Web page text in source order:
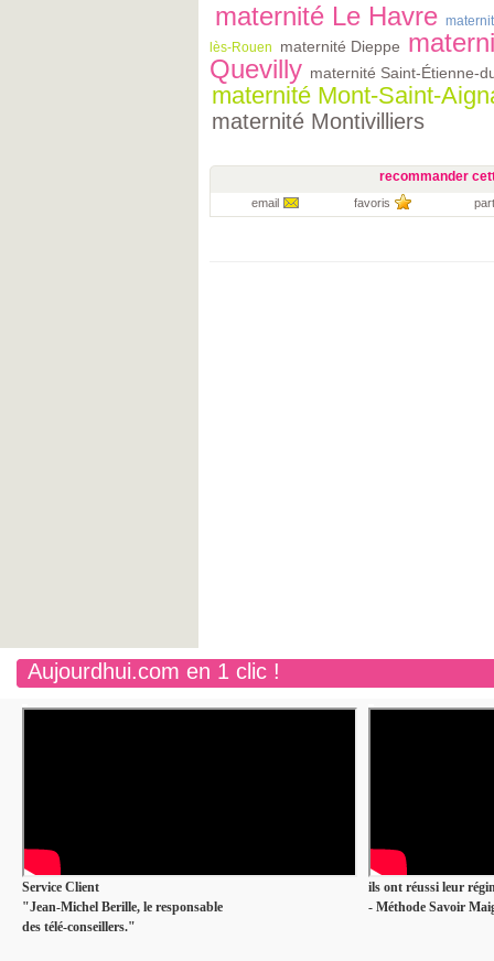
maternité Le Havre
lès-Rouen
maternité Dieppe
Quevilly maternité Saint-Étienne-
maternité Mont-Saint-
maternité Montivilliers
recommander
email favoris
Aujourdhui.com en 1 clic !
Service Client
"Jean-Michel Berille, le responsable
des télé-conseillers."
ils ont réussi leur
- Méthode Savoir